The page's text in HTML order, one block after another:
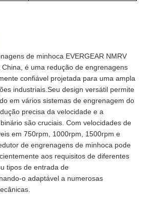
de minhoca EVERGEAR NMRV
China, é uma redução de engrenagens
confiável projetada para uma ampla
industriais.Seu design versátil permite
em vários sistemas de engrenagem do
precisa da velocidade e a
são cruciais. Com velocidades de
em 750rpm, 1000rpm, 1500rpm e
de engrenagens de minhoca pode
aos requisitos de diferentes
tipos de entrada de
o adaptável a numerosas